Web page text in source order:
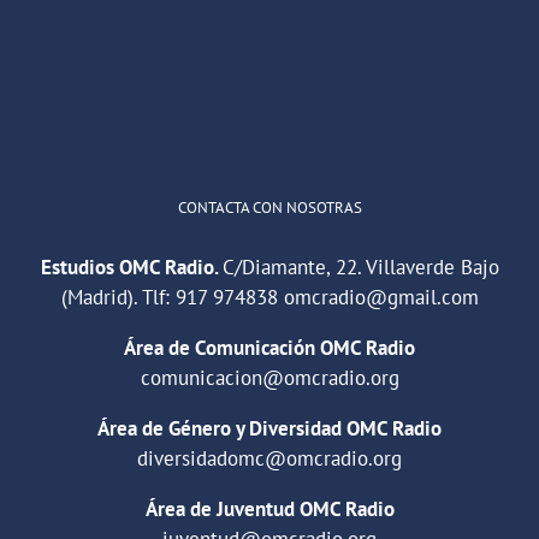
CONTACTA CON NOSOTRAS
Estudios OMC Radio.C/Diamante, 22. Villaverde Bajo
(Madrid). Tlf: 917 974838 omcradio@gmail.com
Área de Comunicación OMC Radio
comunicacion@omcradio.org
Área de Género y Diversidad OMC Radio
diversidadomc@omcradio.org
Área de Juventud OMC Radio